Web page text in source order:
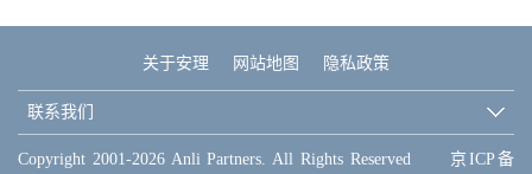
关于安理 网站地图 隐私政策
联系我们
Copyright 2001-2026 Anli Partners. All Rights Reserved 京ICP备